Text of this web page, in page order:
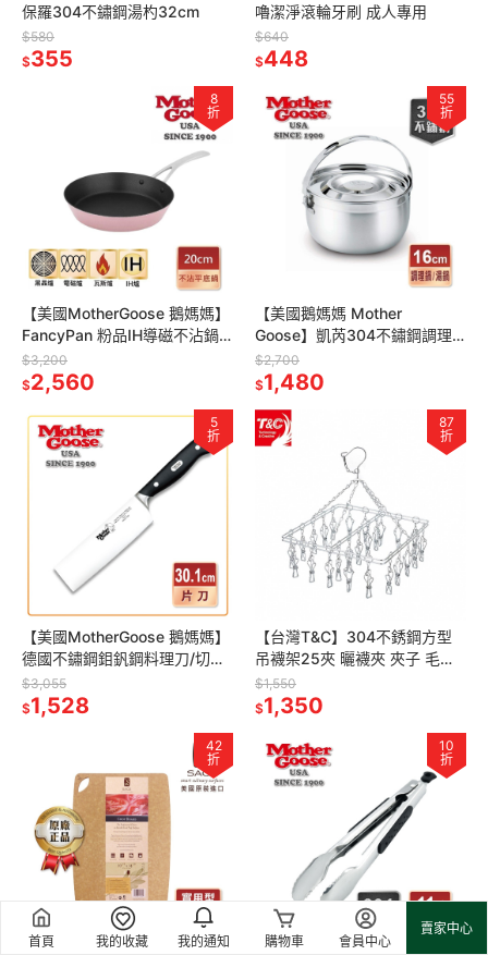
首頁 我的收藏 我的通知 購物車 會員中心
賣家中心
保羅304不鏽鋼湯杓32cm
$580
$355
嚕潔淨滾輪牙刷 成人專用
$640
$448
8
折
【美國MotherGoose 鵝媽媽】
FancyPan 粉品IH導磁不沾鍋
平底鍋20cm-買一送一共2入
$3,200
$2,560
55
折
【美國鵝媽媽 Mother
Goose】凱芮304不鏽鋼調理
鍋(16cm)2入組 小湯鍋 可加熱
可電鍋
$2,700
$1,480
5
折
【美國MotherGoose 鵝媽媽】
德國不鏽鋼鉬釩鋼料理刀/切刀
6.5吋 高級鋼材不易磨損
$3,055
$1,528
87
折
【台灣T&C】304不銹鋼方型
吊襪架25夾 曬襪夾 夾子 毛巾
架 衣架 衣夾
$1,550
$1,350
42
折
10
折